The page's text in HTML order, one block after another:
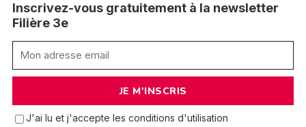
Inscrivez-vous gratuitement à la newsletter
Filière 3e
J'ai lu et j'accepte les conditions d'utilisation